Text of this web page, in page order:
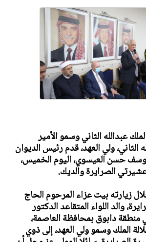
عبدالله الثاني وسمو الأمير
الثاني، ولي العهد، قدم رئيس الديوان
حسن العيسوي، اليوم الخميس،
الصرايرة والديك.
زيارته بيت عزاء المرحوم الحاج
والد اللواء المتقاعد الدكتور
منطقة دابوق بمحافظة العاصمة،
الملك وسمو ولي العهد، إلى ذوي